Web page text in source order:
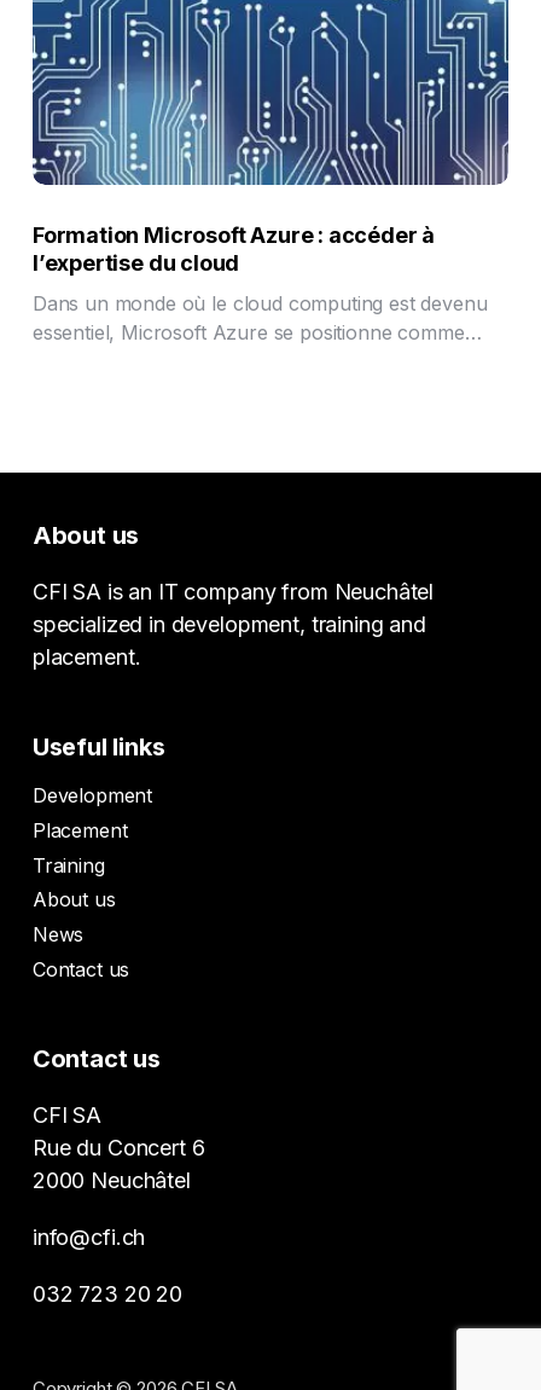
Formation Microsoft Azure : accéder à
l’expertise du cloud
Dans un monde où le cloud computing est devenu
essentiel, Microsoft Azure se positionne comme…
About us
CFI SA is an IT company from Neuchâtel
specialized in development, training and
placement.
Useful links
Development
Placement
Training
About us
News
Contact us
Contact us
CFI SA
Rue du Concert 6
2000 Neuchâtel
info@cfi.ch
032 723 20 20